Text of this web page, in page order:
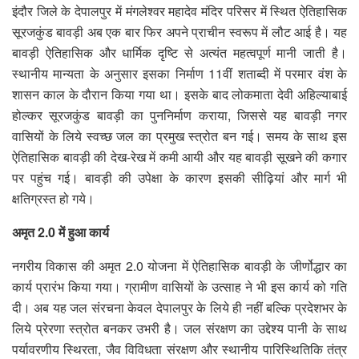
इंदौर जिले के देपालपुर में मंगलेश्वर महादेव मंदिर परिसर में स्थित ऐतिहासिक
सूरजकुंड बावड़ी अब एक बार फिर अपने प्राचीन स्वरूप में लौट आई है। यह
बावड़ी ऐतिहासिक और धार्मिक दृष्टि से अत्यंत महत्वपूर्ण मानी जाती है।
स्थानीय मान्यता के अनुसार इसका निर्माण 11वीं शताब्दी में परमार वंश के
शासन काल के दौरान किया गया था। इसके बाद लोकमाता देवी अहिल्याबाई
होल्कर सूरजकुंड बावड़ी का पुननिर्माण कराया, जिससे यह बावड़ी नगर
वासियों के लिये स्वच्छ जल का प्रमुख स्त्रोत बन गई। समय के साथ इस
ऐतिहासिक बावड़ी की देख-रेख में कमी आयी और यह बावड़ी सूखने की कगार
पर पहुंच गई। बावड़ी की उपेक्षा के कारण इसकी सीढ़ियां और मार्ग भी
क्षतिग्रस्त हो गये।
अमृत 2.0 में हुआ कार्य
नगरीय विकास की अमृत 2.0 योजना में ऐतिहासिक बावड़ी के जीर्णोद्धार का
कार्य प्रारंभ किया गया। ग्रामीण वासियों के उत्साह ने भी इस कार्य को गति
दी। अब यह जल संरचना केवल देपालपुर के लिये ही नहीं बल्कि प्रदेशभर के
लिये प्रेरणा स्त्रोत बनकर उभरी है। जल संरक्षण का उद्देश्य पानी के साथ
पर्यावरणीय स्थिरता, जैव विविधता संरक्षण और स्थानीय पारिस्थितिकि तंत्र